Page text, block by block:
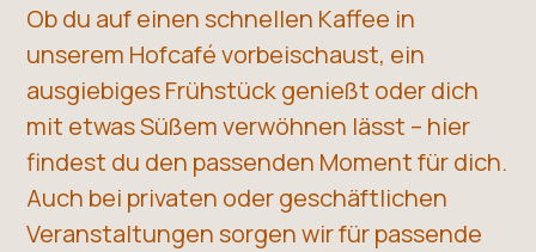
Ob du auf einen schnellen Kaffee in
unserem Hofcafé vorbeischaust, ein
ausgiebiges Frühstück genießt oder dich
mit etwas Süßem verwöhnen lässt – hier
findest du den passenden Moment für dich.
Auch bei privaten oder geschäftlichen
Veranstaltungen sorgen wir für passende